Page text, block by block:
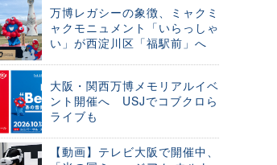
万博レガシーの象徴、ミャクミ
ャクモニュメント「いらっしゃ
い」が西淀川区「福駅前」へ
大阪・関西万博メモリアルイベ
ント開催へ USJでコブクロら
ライブも
【動画】テレビ大阪で開催中、